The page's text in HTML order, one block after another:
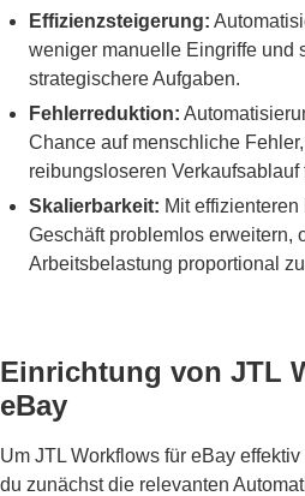
Effizienzsteigerung:
weniger manuelle Eingriffe und
strategischere Aufgaben.
Fehlerreduktion:
Chance auf menschliche
reibungsloseren Verkaufsablauf
Skalierbarkeit: Mit
Geschäft problemlos erweitern,
Arbeitsbelastung proportional
Einrichtung von JTL
eBay
Um JTL Workflows für eBay
du zunächst die relevanten